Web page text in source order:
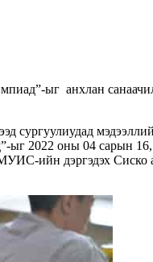
ыг анхлан
сургуулиудад
2022 оны 04 сарын 16,
ийн дэргэдэх Сиско